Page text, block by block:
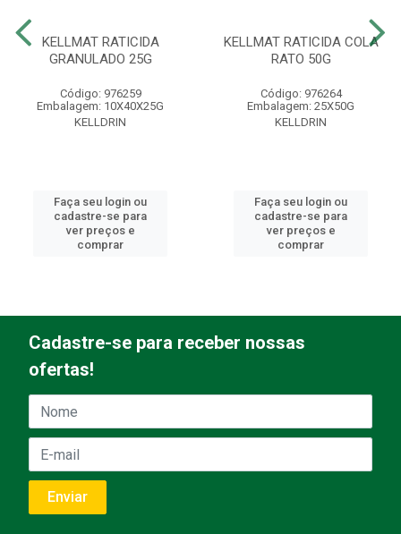
KELLMAT RATICIDA
GRANULADO 25G
Código: 976259
Embalagem: 10X40X25G
KELLDRIN
Faça seu login ou
cadastre-se para
ver preços e
comprar
KELLMAT RATICIDA COLA
RATO 50G
Código: 976264
Embalagem: 25X50G
KELLDRIN
Faça seu login ou
cadastre-se para
ver preços e
comprar
Cadastre-se para receber nossas
ofertas!